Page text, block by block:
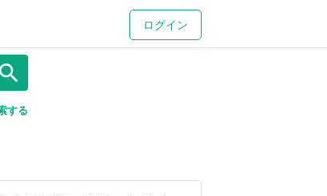
ログイン
search
する